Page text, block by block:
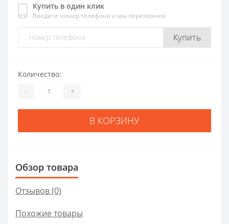
Купить в один клик
Введите номер телефона и мы перезвоним
Купить
Количество:
- +
В КОРЗИНУ
Обзор товара
Отзывов (0)
Похожие товары